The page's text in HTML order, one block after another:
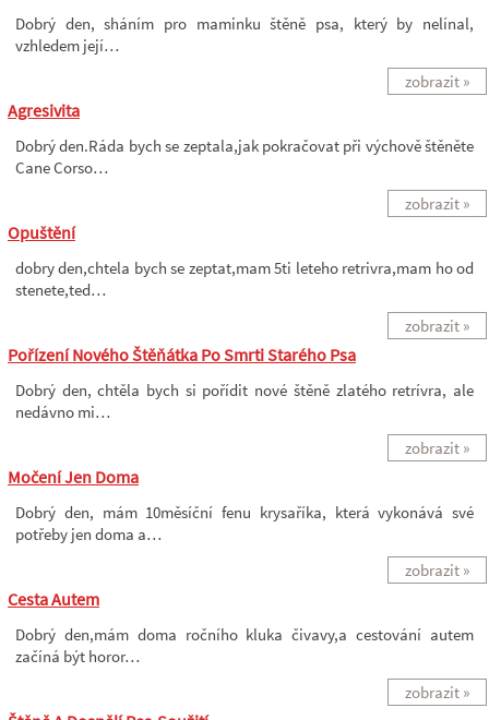
Dobrý den, sháním pro maminku štěně psa, který by nelínal,
vzhledem její…
zobrazit »
Agresivita
Dobrý den.Ráda bych se zeptala,jak pokračovat při výchově štěněte
Cane Corso…
zobrazit »
Opuštění
dobry den,chtela bych se zeptat,mam 5ti leteho retrivra,mam ho od
stenete,ted…
zobrazit »
Pořízení Nového Štěňátka Po Smrti Starého Psa
Dobrý den, chtěla bych si pořídit nové štěně zlatého retrívra, ale
nedávno mi…
zobrazit »
Močení Jen Doma
Dobrý den, mám 10měsíční fenu krysaříka, která vykonává své
potřeby jen doma a…
zobrazit »
Cesta Autem
Dobrý den,mám doma ročního kluka čivavy,a cestování autem
začíná být horor…
zobrazit »